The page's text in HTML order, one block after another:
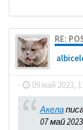
RE:
- 09 май 2023,
Акела
07 май